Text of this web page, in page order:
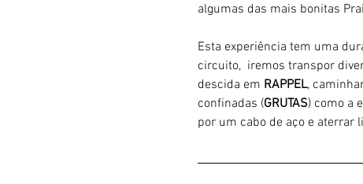
algumas das mais bonitas
Esta experiência tem uma
circuito,  iremos transpor
descida em RAPPEL,
confinadas (GRUTAS) como a
por um cabo de aço e aterrar